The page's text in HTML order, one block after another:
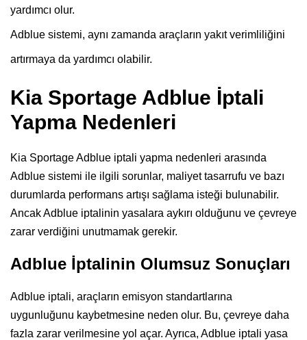
yardımcı olur.
Adblue sistemi, aynı zamanda araçların yakıt verimliliğini
artırmaya da yardımcı olabilir.
Kia Sportage Adblue İptali
Yapma Nedenleri
Kia Sportage Adblue iptali yapma nedenleri arasında
Adblue sistemi ile ilgili sorunlar, maliyet tasarrufu ve bazı
durumlarda performans artışı sağlama isteği bulunabilir.
Ancak Adblue iptalinin yasalara aykırı olduğunu ve çevreye
zarar verdiğini unutmamak gerekir.
Adblue İptalinin Olumsuz Sonuçları
Adblue iptali, araçların emisyon standartlarına
uygunluğunu kaybetmesine neden olur. Bu, çevreye daha
fazla zarar verilmesine yol açar. Ayrıca, Adblue iptali yasa